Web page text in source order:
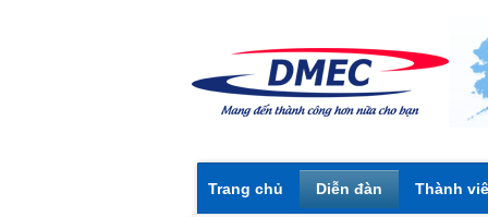
Trang chủ Diễn đàn Thành